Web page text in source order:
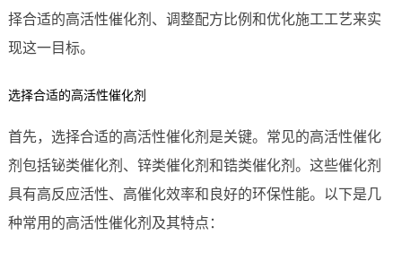
择合适的高活性催化剂、调整配方比例和优化施工工艺来实
现这一目标。
选择合适的高活性催化剂
首先，选择合适的高活性催化剂是关键。常见的高活性催化
剂包括铋类催化剂、锌类催化剂和锆类催化剂。这些催化剂
具有高反应活性、高催化效率和良好的环保性能。以下是几
种常用的高活性催化剂及其特点：